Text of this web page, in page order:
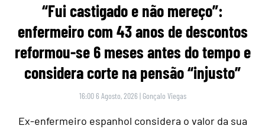
“Fui castigado e não mereço”:
enfermeiro com 43 anos de descontos
reformou-se 6 meses antes do tempo e
considera corte na pensão “injusto”
16:00 6 Agosto, 2026 | Gonçalo Viegas
Ex-enfermeiro espanhol considera o valor da sua